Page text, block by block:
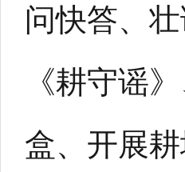
问快答、
《耕守谣
盒、开展